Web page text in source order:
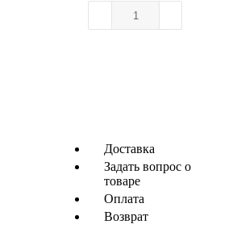
Доставка
Задать вопрос о
товаре
Оплата
Возврат